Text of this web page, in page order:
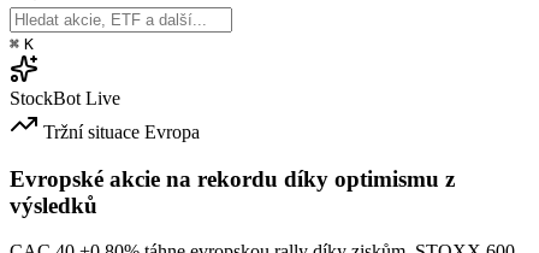
⌘ K
StockBot Live
Tržní situace Evropa
Evropské akcie na rekordu díky optimismu z
výsledků